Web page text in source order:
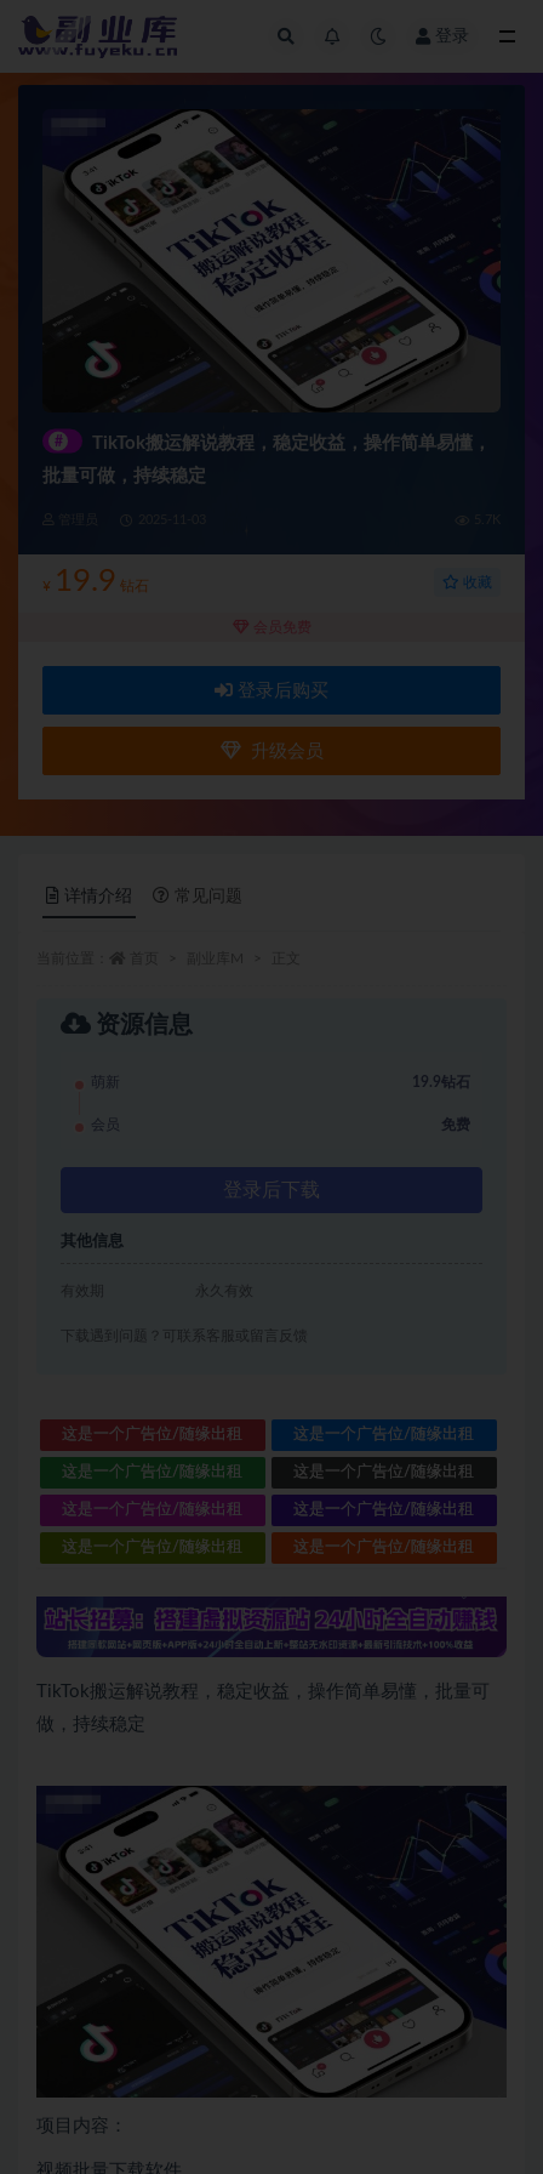
登录
#
TikTok搬运解说教程，稳定收益，操作简单易懂，
批量可做，持续稳定
¥ 19.9 钻石 收藏
会员免费
登录后购买
升级会员
详情介绍 常见问题
资源信息
萌新 19.9钻石
会员 免费
登录后下载
其他信息
有效期 永久有效
下载遇到问题？可联系客服或留言反馈
这是一个广告位/随缘出租 这是一个广告位/随缘出租
这是一个广告位/随缘出租 这是一个广告位/随缘出租
这是一个广告位/随缘出租 这是一个广告位/随缘出租
这是一个广告位/随缘出租 这是一个广告位/随缘出租
TikTok搬运解说教程，稳定收益，操作简单易懂，批量可
做，持续稳定
项目内容：